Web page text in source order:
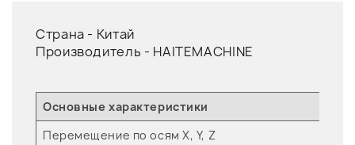
Страна - Китай
Производитель - HAITEMACHINE
Основные характеристики
Перемещение по осям X, Y, Z